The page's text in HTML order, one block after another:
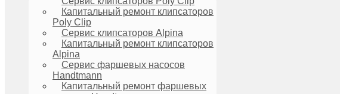
Капитальный ремонт клипсаторов
Poly Clip
Сервис клипсаторов Alpina
Капитальный ремонт клипсаторов
Alpina
Сервис фаршевых насосов
Handtmann
Капитальный ремонт фаршевых